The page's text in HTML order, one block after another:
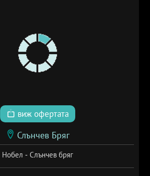
виж офертата
Слънчев Бряг
Нобел - Слънчев бряг